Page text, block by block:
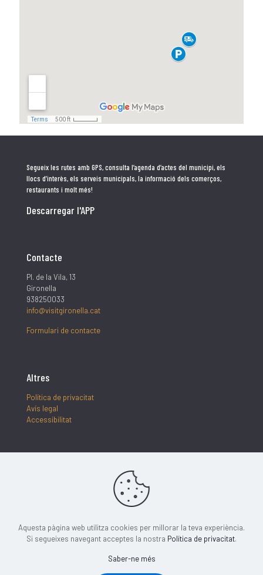
Segueix les rutes amb GPS, consulta l’agenda d’actes del municipi, els
llocs d’interès, els serveis municipals, la informació dels comerços,
restaurants i molt més!
Descarregar l'APP
Contacte
Pl. de la Vila, 13
Gironella
938250033
info@visitgironella.cat
Formulari de contacte
Altres
Política de privacitat
Avís legal
Accessibilitat
Segueix-nos
Pàgina oficial de turisme de Gironella
Aquesta pàgina web utilitza cookies per millorar la teva experiència.
Si segueixes navegant acceptes la nostra Política de privacitat.
Saber-ne més